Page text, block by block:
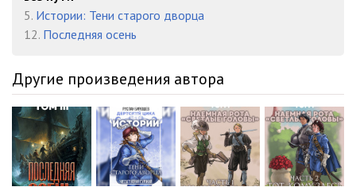
5. Истории: Тени старого дворца
12. Последняя осень
Другие произведения автора